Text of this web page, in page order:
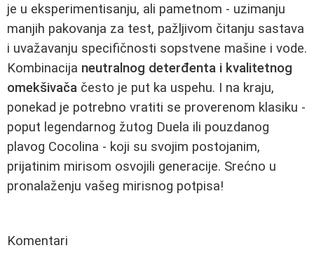
je u eksperimentisanju, ali pametnom - uzimanju
manjih pakovanja za test, pažljivom čitanju sastava
i uvažavanju specifičnosti sopstvene mašine i vode.
Kombinacija neutralnog deterđenta i kvalitetnog
omekšivača često je put ka uspehu. I na kraju,
ponekad je potrebno vratiti se proverenom klasiku -
poput legendarnog žutog Duela ili pouzdanog
plavog Cocolina - koji su svojim postojanim,
prijatinim mirisom osvojili generacije. Srećno u
pronalaženju vašeg mirisnog potpisa!
Komentari